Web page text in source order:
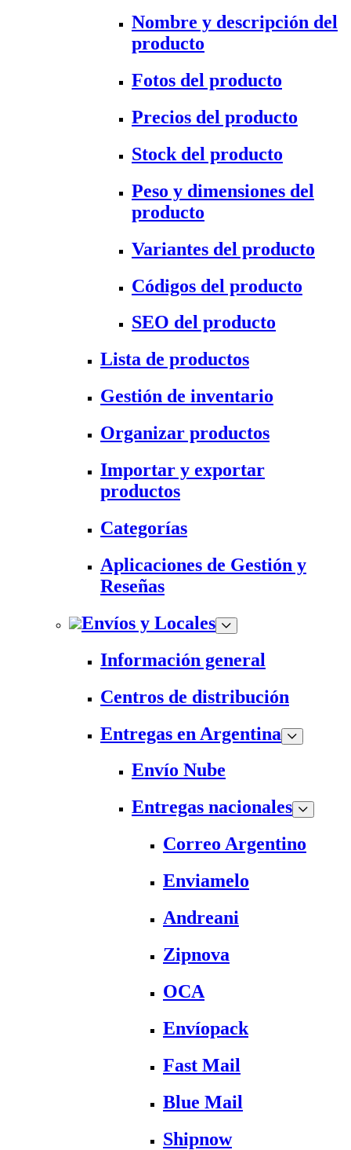
Nombre y descripción del
producto
Fotos del producto
Precios del producto
Stock del producto
Peso y dimensiones del
producto
Variantes del producto
Códigos del producto
SEO del producto
Lista de productos
Gestión de inventario
Organizar productos
Importar y exportar
productos
Categorías
Aplicaciones de Gestión y
Reseñas
Envíos y Locales
Información general
Centros de distribución
Entregas en Argentina
Envío Nube
Entregas nacionales
Correo Argentino
Enviamelo
Andreani
Zipnova
OCA
Envíopack
Fast Mail
Blue Mail
Shipnow